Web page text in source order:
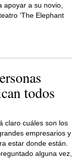
apoyar a su novio,
‘The Elephant
todos
claro cuáles son los
empresarios y
estar donde están.
alguna vez,